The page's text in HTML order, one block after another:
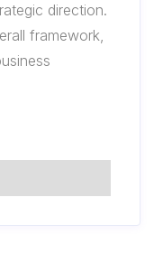
direction.
framework,